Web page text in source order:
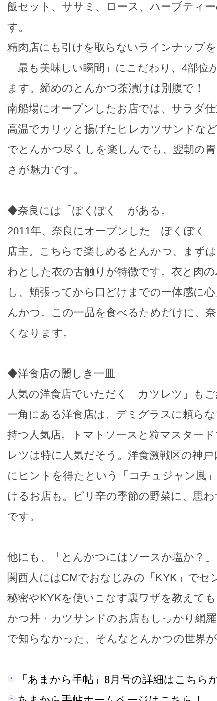
飯セット、ササミ、ロース、ハーブティ
す。
精肉店にも引けを取らないラインナップ
「最も美味しい瞬間」にこだわり、4部位
ます。締めのとんかつ茶漬けは別腹で！
南船場にオープンしたお店では、サラダ
高温でカリッと揚げたヒレカツサンドな
でとんかつ尽くしを楽しんでも、翌朝の
さが魅力です。
◆奈良には「ぽくぽく」がある。
2011年、奈良にオープンした「ぽくぽく
店主。こちらで楽しめるとんかつ、まず
わとした衣の舌触りが特徴です。衣と肉
し、頬張ってから口どけまでの一体感に
んかつ。この一品を食べるためだけに、
くなります。
◆洋食店の麗しき一皿
人気の洋食店でいただく「カツレツ」も
一角にある洋食店は、デミグラスに頼ら
持つ人気店。トマトソースと粒マスター
レツは特に人気だそう。洋食激戦区の神
にヒントを得たという「コチュジャン風
けるお店も。ピリ辛の季節の野菜に、思
です。
他にも、「とんかつにはソースか塩か？
関西人にはCMでおなじみの「KYK」でセ
秘密やKYKを使いこなす裏ワザを教えて
かつ丼・カツサンドのお店もしっかり網
で知らなかった、そんなとんかつの世界
「あまから手帖」8月号の詳細はこちら